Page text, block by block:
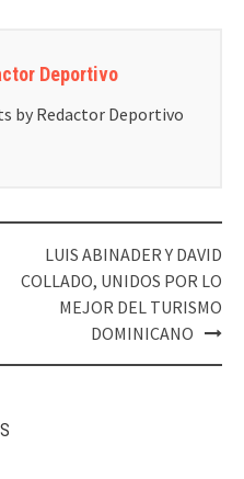
Deportivo
by Redactor Deportivo
LUIS ABINADER Y DAVID
COLLADO, UNIDOS POR LO
MEJOR DEL TURISMO
DOMINICANO